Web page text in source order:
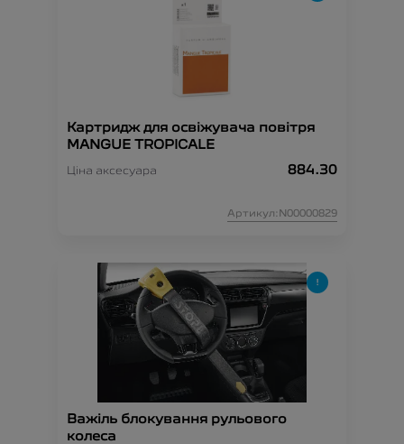
Картридж для освіжувача повітря
MANGUE TROPICALE
Ціна аксесуара 884.30
Артикул:N00000829
Важіль блокування рульового
колеса